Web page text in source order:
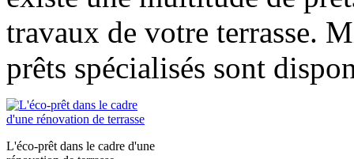
travaux de votre terrasse.
prêts spécialisés sont
L'éco-prêt dans le cadre d'une